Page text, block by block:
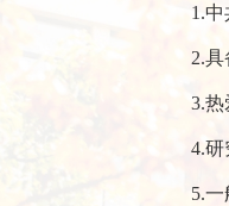
1.
2.
3.热
4.研
5.